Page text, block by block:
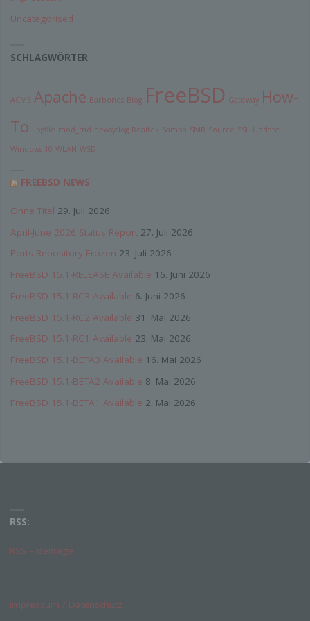
Uncategorised
SCHLAGWÖRTER
ACME Apache Barbones Blog FreeBSD Gateway How-
To Logfile mod_md newsyslog Realtek Samba SMB Source SSL Update
Windows 10 WLAN WSD
FREEBSD NEWS
Ohne Titel 29. Juli 2026
April-June 2026 Status Report 27. Juli 2026
Ports Repository Frozen 23. Juli 2026
FreeBSD 15.1-RELEASE Available 16. Juni 2026
FreeBSD 15.1-RC3 Available 6. Juni 2026
FreeBSD 15.1-RC2 Available 31. Mai 2026
FreeBSD 15.1-RC1 Available 23. Mai 2026
FreeBSD 15.1-BETA3 Available 16. Mai 2026
FreeBSD 15.1-BETA2 Available 8. Mai 2026
FreeBSD 15.1-BETA1 Available 2. Mai 2026
RSS:
RSS – Beiträge
Impressum / Datenschutz
g) Verantwortlicher oder für die Verarbeitung
Verantwortlicher oder für die Verarbeitung
allein oder gemeinsam mit anderen über die Zwecke
und Mittel der Verarbeitung von personenbezogenen
Daten entscheidet. Sind die Zwecke und Mittel dieser
Mitgliedstaaten vorgegeben, so kann der Verantwortliche
seiner Benennung nach dem Unionsrecht oder dem
Auftragsverarbeiter ist eine natürliche oder juristische
Person, Behörde, Einrichtung oder andere Stelle, die
personenbezogene Daten im Auftrag des
Verantwortlichen verarbeitet.
i) Empfänger
Empfänger ist eine natürliche oder juristische Person,
Behörde, Einrichtung oder andere Stelle, der
personenbezogene Daten offengelegt werden,
unabhängig davon, ob es sich bei ihr um einen Dritten
handelt oder nicht. Behörden, die im Rahmen eines
bestimmten Untersuchungsauftrags nach dem
Unionsrecht oder dem Recht der Mitgliedstaaten
gelten jedoch nicht als Empfänger.
Einwilligung ist jede von der betroffenen Person freiwillig
für den bestimmten Fall in informierter Weise und